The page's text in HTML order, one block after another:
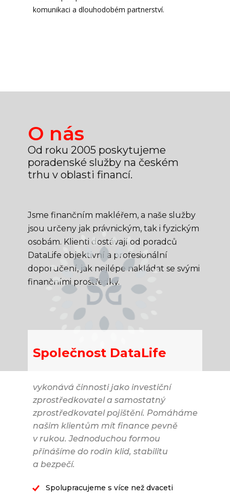
komunikaci a dlouhodobém partnerství.
O nás
Od roku 2005 poskytujeme
poradenské služby na českém
trhu v oblasti financí.
Jsme finančním makléřem, a naše služby
jsou určeny jak právnickým, tak i fyzickým
osobám. Klienti dostávají od poradců
DataLife objektivní a profesionální
doporučení, jak nejlépe nakládat se svými
finančními prostředky.
Společnost DataLife
vykonává činnosti jako investiční
zprostředkovatel a samostatný
zprostředkovatel pojištění. Pomáháme
našim klientům mít finance pevně
v rukou. Jednoduchou formou
přinášíme do rodin klid, stabilitu
a bezpečí.
Spolupracujeme s více než dvaceti